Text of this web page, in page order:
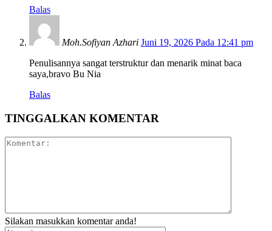
Balas
Moh.Sofiyan Azhari Juni 19, 2026 Pada 12:41 pm
Penulisannya sangat terstruktur dan menarik minat baca
saya,bravo Bu Nia
Balas
TINGGALKAN KOMENTAR
Silakan masukkan komentar anda!